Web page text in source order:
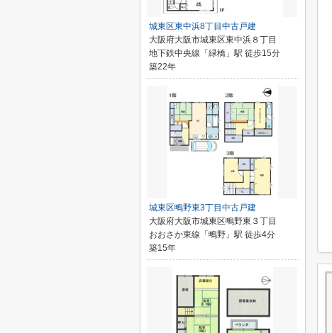
城東区東中浜8丁目中古戸建
大阪府大阪市城東区東中浜８丁目
地下鉄中央線「緑橋」駅 徒歩15分
築22年
城東区鴫野東3丁目中古戸建
大阪府大阪市城東区鴫野東３丁目
おおさか東線「鴫野」駅 徒歩4分
築15年